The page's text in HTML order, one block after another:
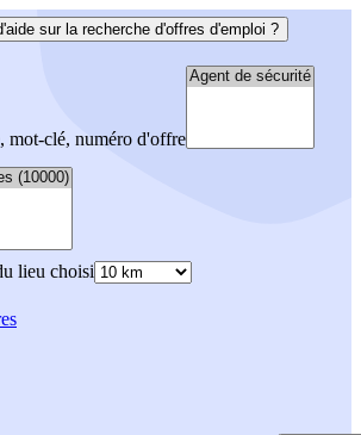
sur la recherche d'offres d'emploi ?
mot-clé, numéro d'offre
lieu choisi